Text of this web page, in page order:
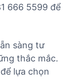
666 5599 để
sàng tư
thắc mắc.
lựa chọn